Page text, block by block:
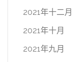
2021年十二月
2021年十月
2021年九月